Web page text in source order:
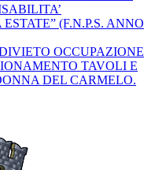
(F.N.P.S. ANNO
OCCUPAZIONE
TAVOLI E
DEL CARMELO.